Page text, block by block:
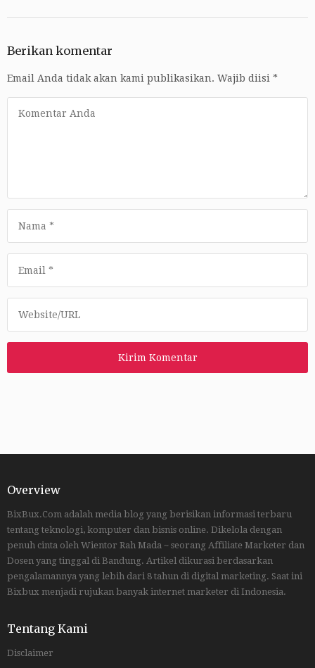
Berikan komentar
Email Anda tidak akan kami publikasikan. Wajib diisi *
Overview
BixBux.Com adalah media blog yang berisikan informasi terbaru
tentang teknologi, komputer dan bisnis online. Dikelola dengan
penuh cinta oleh Wientor Rah Mada ~ seorang Affiliate Marketer dan
Dosen yang tinggal di Bandung. Artikel dikurasi berdasarkan
pengalamannya yang lebih dari 8 tahun di digital marketing. Saat ini
Bixbux menjadi rujukan banyak internet marketer di Indonesia.
Tentang Kami
Disclaimer